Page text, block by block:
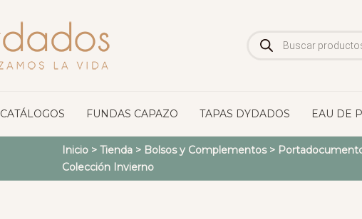
de
productos
CATÁLOGOS FUNDAS CAPAZO TAPAS DYDADOS EAU DE
Inicio> Tienda> Bolsos y Complementos>
Colección Invierno